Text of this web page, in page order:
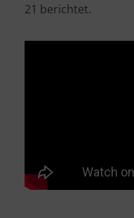
21 berichtet.